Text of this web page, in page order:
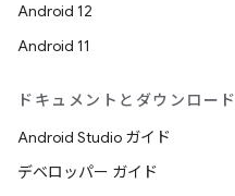
Android 12
Android 11
ドキュメントとダウンロード
Android Studio ガイド
デベロッパー ガイド